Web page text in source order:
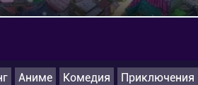
Аниме Комедия Приключения